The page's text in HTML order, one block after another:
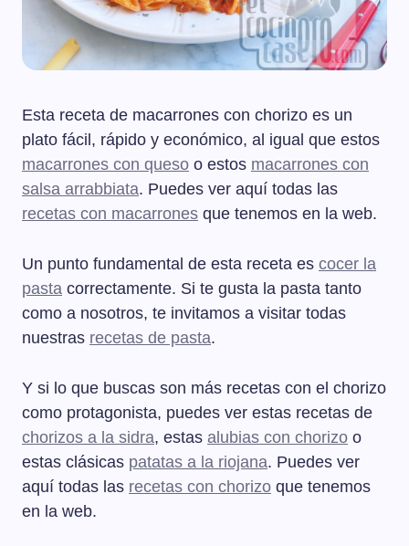
Esta receta de macarrones con chorizo es un
plato fácil, rápido y económico, al igual que estos
macarrones con queso o estos macarrones con
salsa arrabbiata. Puedes ver aquí todas las
recetas con macarrones que tenemos en la web.
Un punto fundamental de esta receta es cocer la
pasta correctamente. Si te gusta la pasta tanto
como a nosotros, te invitamos a visitar todas
nuestras recetas de pasta.
Y si lo que buscas son más recetas con el chorizo
como protagonista, puedes ver estas recetas de
chorizos a la sidra, estas alubias con chorizo o
estas clásicas patatas a la riojana. Puedes ver
aquí todas las recetas con chorizo que tenemos
en la web.